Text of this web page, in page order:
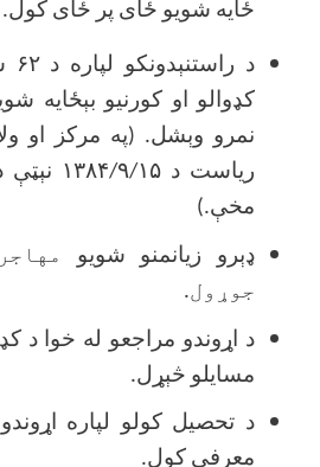
ځايه شويو ځاى پر ځاى كول.
د راستنېدونكو لپاره د ۶۲
كډوالو او كورنيو بېځايه
نمرو وېشل. (په مركز او
رياست د ۱۳۸۴/۹/۱۵ نېټې
مخې.)
ډېرو زيانمنو شويو
جوړول.
د اړوندو مراجعو له خوا د
مسايلو څېړل.
د تحصيل كولو لپاره
معرفي كول.